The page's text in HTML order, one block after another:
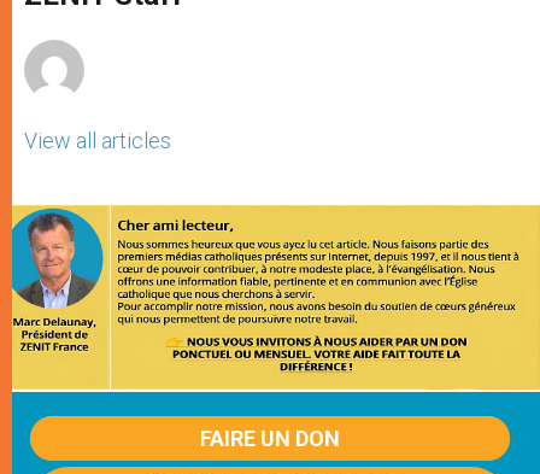
p e k
View all articles
FAIRE UN DON